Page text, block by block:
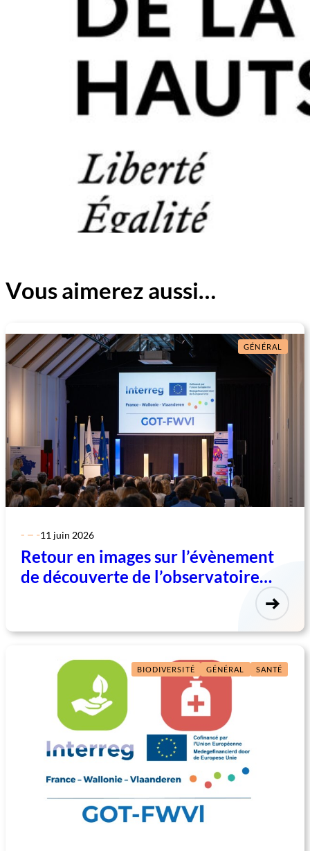
Vous aimerez aussi…
GÉNÉRAL
11 juin 2026
Retour en images sur l’évènement
de découverte de l’observatoire
transfrontalier France-Wallonie-
BIODIVERSITÉ GÉNÉRAL SANTÉ